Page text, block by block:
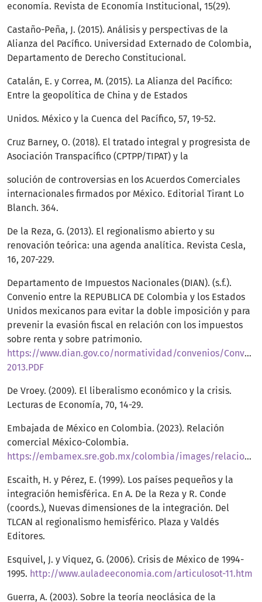
economía. Revista de Economía Institucional, 15(29).
Castaño-Peña, J. (2015). Análisis y perspectivas de la
Alianza del Pacífico. Universidad Externado de Colombia,
Departamento de Derecho Constitucional.
Catalán, E. y Correa, M. (2015). La Alianza del Pacífico:
Entre la geopolítica de China y de Estados
Unidos. México y la Cuenca del Pacífico, 57, 19-52.
Cruz Barney, O. (2018). El tratado integral y progresista de
Asociación Transpacífico (CPTPP/TIPAT) y la
solución de controversias en los Acuerdos Comerciales
internacionales firmados por México. Editorial Tirant Lo
Blanch. 364.
De la Reza, G. (2013). El regionalismo abierto y su
renovación teórica: una agenda analítica. Revista Cesla,
16, 207-229.
Departamento de Impuestos Nacionales (DIAN). (s.f.).
Convenio entre la REPUBLICA DE Colombia y los Estados
Unidos mexicanos para evitar la doble imposición y para
prevenir la evasión fiscal en relación con los impuestos
sobre renta y sobre patrimonio.
https://www.dian.gov.co/normatividad/convenios/
2013.PDF
De Vroey. (2009). El liberalismo económico y la crisis.
Lecturas de Economía, 70, 14-29.
Embajada de México en Colombia. (2023). Relación
comercial México-Colombia.
https://embamex.sre.gob.mx/colombia/images/relacionbilateral/EconomiayComercio.pdf
Escaith, H. y Pérez, E. (1999). Los países pequeños y la
integración hemisférica. En A. De la Reza y R. Conde
(coords.), Nuevas dimensiones de la integración. Del
TLCAN al regionalismo hemisférico. Plaza y Valdés
Editores.
Esquivel, J. y Viquez, G. (2006). Crisis de México de 1994-
1995. http://www.auladeeconomia.com/articulosot-11.htm
Guerra, A. (2003). Sobre la teoría neoclásica de la